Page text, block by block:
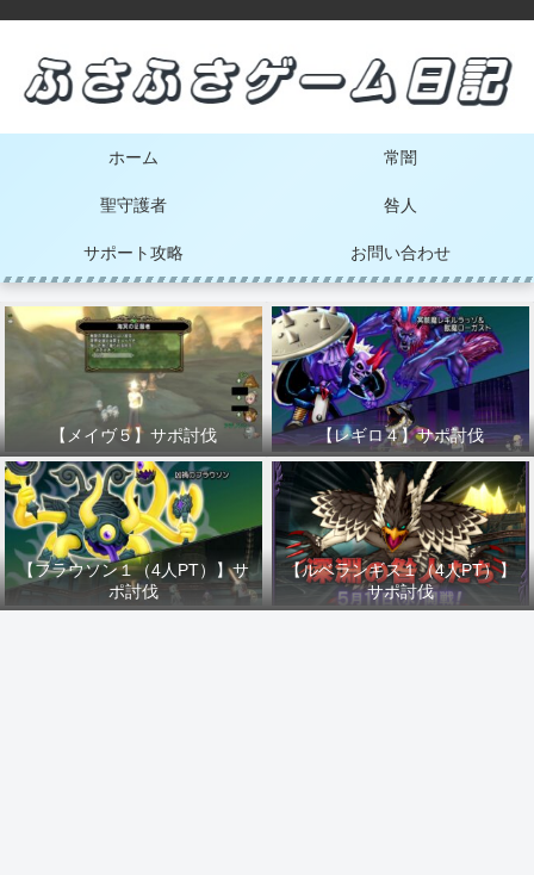
ホーム 常闇
聖守護者 咎人
サポート攻略 お問い合わせ
【メイヴ５】サポ討伐 【レギロ４】サポ討伐
【フラウソン１（4人PT）】サ
ポ討伐
【ルベランギス１（4人PT）】
サポ討伐